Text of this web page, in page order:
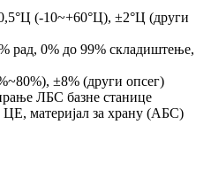
(-10~+60°Ц), ±2°Ц (други
рад, 0% до 99% складиштење,
±8% (други опсег)
ЛБС базне станице
материјал за храну (АБС)